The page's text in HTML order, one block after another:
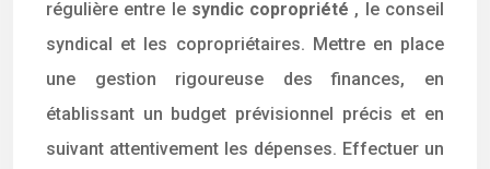
régulière entre le syndic copropriété , le conseil
syndical et les copropriétaires. Mettre en place
une gestion rigoureuse des finances, en
établissant un budget prévisionnel précis et en
suivant attentivement les dépenses. Effectuer un